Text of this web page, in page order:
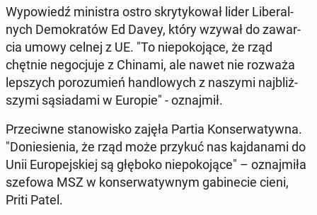
Wy­po­wiedź mi­ni­stra ostro skry­ty­ko­wał lider Li­be­ral­
nych De­mo­kra­tów Ed Davey, który wzywał do za­war­
cia umowy celnej z UE. "To nie­po­ko­ją­ce, że rząd
chętnie ne­go­cju­je z Chinami, ale nawet nie rozważa
lep­szych po­ro­zu­mień han­dlo­wych z naszymi naj­bliż­
szy­mi są­sia­da­mi w Europie" - oznaj­mił.
Prze­ciw­ne sta­no­wi­sko zajęła Partia Kon­ser­wa­tyw­na.
"Do­nie­sie­nia, że rząd może przykuć nas kaj­da­na­mi do
Unii Eu­ro­pej­skiej są głęboko nie­po­ko­ją­ce" – oznaj­mi­ła
szefowa MSZ w kon­ser­wa­tyw­nym ga­bi­ne­cie cieni,
Priti Patel.